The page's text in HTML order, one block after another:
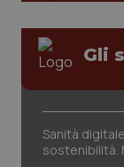
Psoriasi
Gli
Sanità
sostenibilità.
I cookie
protette